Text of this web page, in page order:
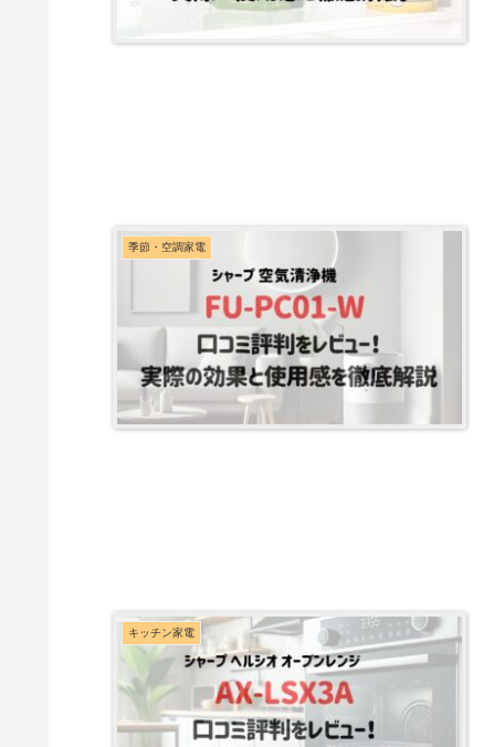
季節・空調家電
キッチン家電